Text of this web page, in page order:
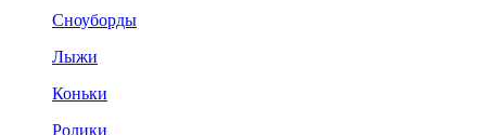
Сноуборды
Лыжи
Коньки
Ролики